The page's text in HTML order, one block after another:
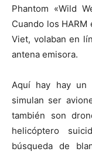
Phantom «Wild
Cuando los
Viet, volaban en
antena emisora.
Aquí hay hay un
simulan ser
también son
helicóptero
búsqueda de